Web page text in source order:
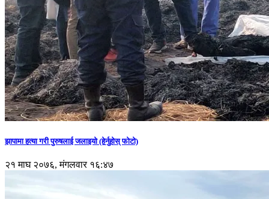
झापामा हत्या गरी पुरुषलाई जलाइयो (हेर्नुहाेस् फाेटाे)
२१ माघ २०७६, मंगलवार १६:४७